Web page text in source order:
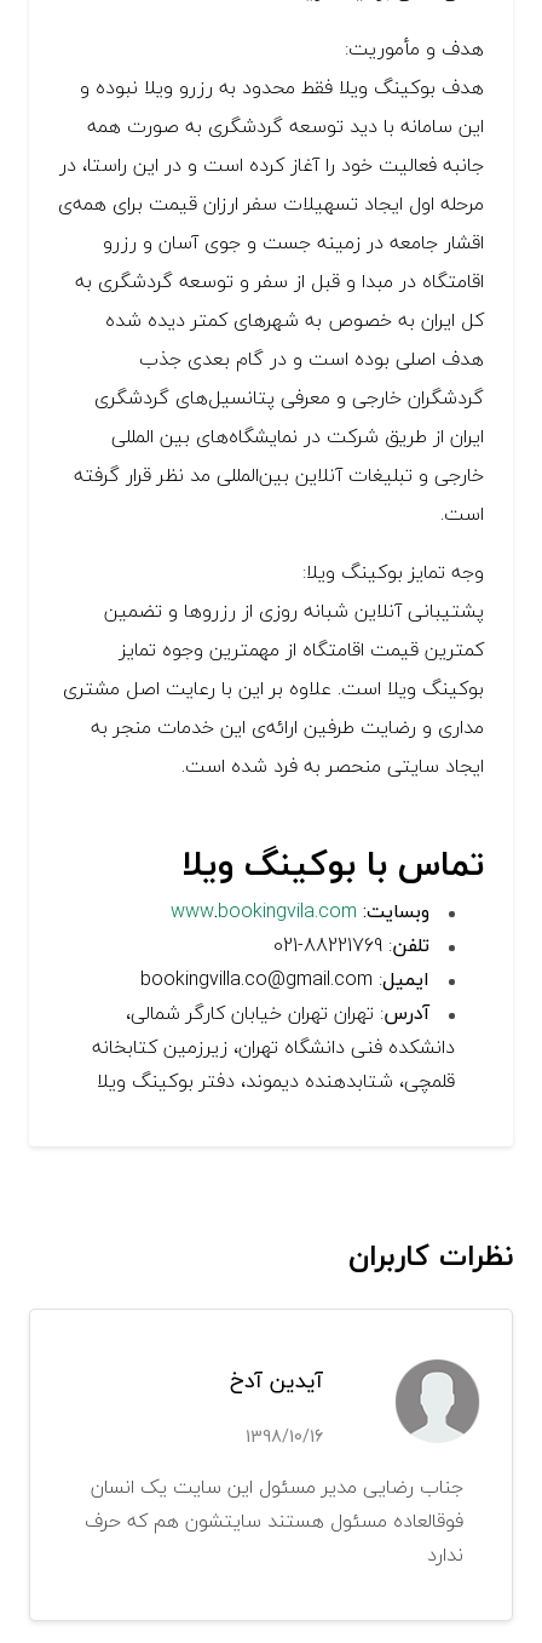
هدف و مأموریت:
هدف بوکینگ ویلا فقط محدود به رزرو ویلا نبوده و
این سامانه با دید توسعه گردشگری به صورت همه
جانبه فعالیت خود را آغاز کرده است و در این راستا، در
مرحله اول ایجاد تسهیلات سفر ارزان قیمت برای همه‌ی
اقشار جامعه در زمینه جست و جوی آسان و رزرو
اقامتگاه در مبدا و قبل از سفر و توسعه گردشگری به
کل ایران به خصوص به شهرهای کمتر دیده شده
هدف اصلی بوده است و در گام بعدی جذب
گردشگران خارجی و معرفی پتانسیل‌های گردشگری
ایران از طریق شرکت در نمایشگاه‌های بین المللی
خارجی و تبلیغات آنلاین بین‌المللی مد نظر قرار گرفته
است.
وجه تمایز بوکینگ ویلا:
پشتیبانی آنلاین شبانه روزی از رزروها و تضمین
کمترین قیمت اقامتگاه از مهمترین وجوه تمایز
بوکینگ ویلا است. علاوه بر این با رعایت اصل مشتری
مداری و رضایت طرفین ارائه‌ی این خدمات منجر به
ایجاد سایتی منحصر به فرد شده است.
تماس با بوکینگ ویلا
وبسایت: www.bookingvila.com
تلفن: 88221769-021
ایمیل: bookingvilla.co@gmail.com
آدرس: تهران تهران خیابان کارگر شمالی،
دانشکده فنی دانشگاه تهران، زیرزمین کتابخانه
قلمچی، شتابدهنده دیموند، دفتر بوکینگ ویلا
نظرات کاربران
آیدین آدخ
1398/10/16
جناب رضایی مدیر مسئول این سایت یک انسان
فوقالعاده مسئول هستند سایتشون هم که حرف
ندارد